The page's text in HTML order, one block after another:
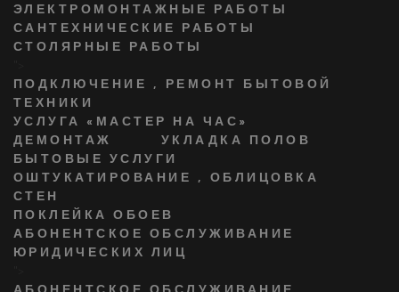
ЭЛЕКТРОМОНТАЖНЫЕ РАБОТЫ
САНТЕХНИЧЕСКИЕ РАБОТЫ
СТОЛЯРНЫЕ РАБОТЫ
ПОДКЛЮЧЕНИЕ , РЕМОНТ БЫТОВОЙ
ТЕХНИКИ
УСЛУГА «МАСТЕР НА ЧАС»
ДЕМОНТАЖ
УКЛАДКА ПОЛОВ
БЫТОВЫЕ УСЛУГИ
ОШТУКАТИРОВАНИЕ , ОБЛИЦОВКА
СТЕН
ПОКЛЕЙКА ОБОЕВ
АБОНЕНТСКОЕ ОБСЛУЖИВАНИЕ
ЮРИДИЧЕСКИХ ЛИЦ
АБОНЕНТСКОЕ ОБСЛУЖИВАНИЕ